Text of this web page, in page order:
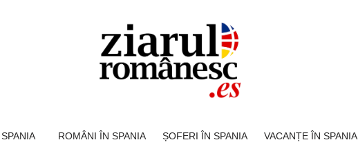
ROMÂNI ÎN SPANIA ȘOFERI ÎN SPANIA VACANȚE ÎN SPANIA